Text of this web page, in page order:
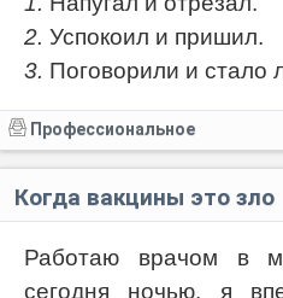
2. Успокоил и пришил.
3. Поговорили и стало
Профессиональное
Когда вакцины это зло
Работаю врачом в
сегодня ночью, я